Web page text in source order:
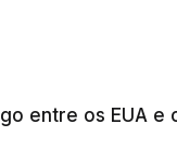
entre os EUA e